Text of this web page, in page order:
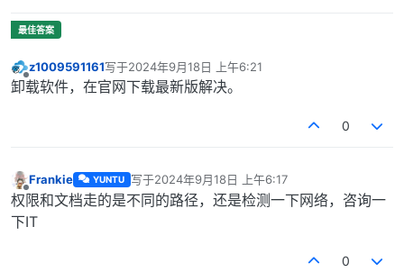
离线
z1009591161写于2024年9月18日 上午6:21
最后由 编辑
卸载软件，在官网下载最新版解决。
0
离线
Frankie YUNTU 写于2024年9月18日 上午6:17
最后由 编辑
权限和文档走的是不同的路径，还是检测一下网络，咨询一
下IT
0